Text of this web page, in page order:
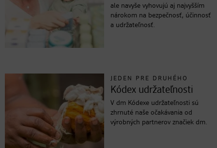
ale navyše vyhovujú aj najvyšším
nárokom na bezpečnosť, účinnosť
a udržateľnosť.
JEDEN PRE DRUHÉHO
Kódex udržateľnosti
V dm Kódexe udržateľnosti sú
zhrnuté naše očakávania od
výrobných partnerov značiek dm.